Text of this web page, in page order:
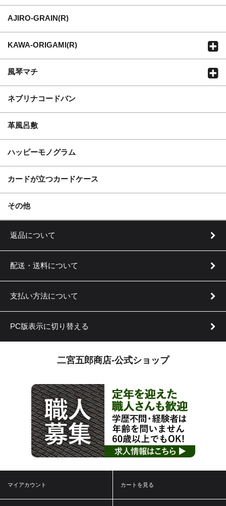
AJIRO-GRAIN(R)
KAWA-ORIGAMI(R)
風琴マチ
ネブリナコードバン
革風呂敷
ハッピーモノグラム
カードが立つカードケース
その他
返品について
配送・送料について
支払い方法について
PC版表示に切り替える
二宮五郎商店-公式ショップ
マイアカウント カートを見る